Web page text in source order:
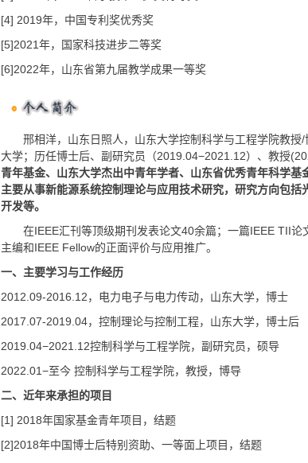
[4] 2019年，中国专利奖优秀奖
[5]2021年，国家科技进步二等奖
[6]2022年，山东省第九届教学成果一等奖
邢相洋，山东日照人，山东大学控制科学与工程学院教
大学；历任博士后、副研究员（2019.04−2021.12）、教授
青年基金、山东大学杰出中青年学者、山东省优秀青年科学基
主要从事新能源系统控制理论与应用技术研究，研究方向包
开发等。
在IEEE汇刊等顶级期刊发表论文40余篇；一篇IEEE TII
主编和IEEE Fellow的正面评价与应用推广。
一、主要学习与工作经历
2012.09-2016.12，电力电子与电力传动，山东大学，博士
2017.07-2019.04，控制理论与控制工程，山东大学，博士后
2019.04−2021.12控制科学与工程学院，副研究员，硕导
2022.01−至今 控制科学与工程学院，教授，博导
二、近年来承担的项目
[1] 2018年国家基金青年项目，结题
[2]2018年中国博士后特别资助、一等面上项目，结题